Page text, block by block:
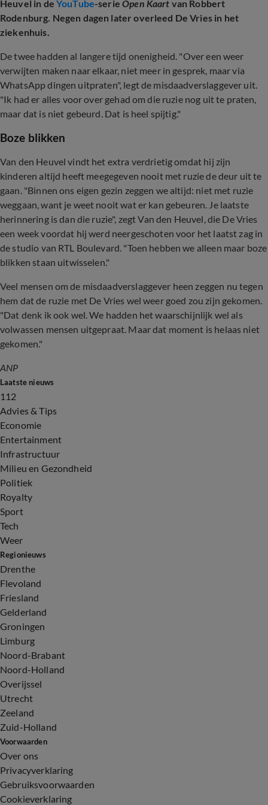
Heuvel in de YouTube-serieOpen Kaart van Robbert
Rodenburg. Negen dagen later overleed De Vries in het
ziekenhuis.
De twee hadden al langere tijd onenigheid. "Over een weer
verwijten maken naar elkaar, niet meer in gesprek, maar via
WhatsApp dingen uitpraten", legt de misdaadverslaggever uit.
"Ik had er alles voor over gehad om die ruzie nog uit te praten,
maar dat is niet gebeurd. Dat is heel spijtig."
Boze blikken
Van den Heuvel vindt het extra verdrietig omdat hij zijn
kinderen altijd heeft meegegeven nooit met ruzie de deur uit te
gaan. "Binnen ons eigen gezin zeggen we altijd: niet met ruzie
weggaan, want je weet nooit wat er kan gebeuren. Je laatste
herinnering is dan die ruzie", zegt Van den Heuvel, die De Vries
een week voordat hij werd neergeschoten voor het laatst zag in
de studio van RTL Boulevard. "Toen hebben we alleen maar boze
blikken staan uitwisselen."
Veel mensen om de misdaadverslaggever heen zeggen nu tegen
hem dat de ruzie met De Vries wel weer goed zou zijn gekomen.
"Dat denk ik ook wel. We hadden het waarschijnlijk wel als
volwassen mensen uitgepraat. Maar dat moment is helaas niet
gekomen."
ANP
Laatste nieuws
112
Advies & Tips
Economie
Entertainment
Infrastructuur
Milieu en Gezondheid
Politiek
Royalty
Sport
Tech
Weer
Regionieuws
Drenthe
Flevoland
Friesland
Gelderland
Groningen
Limburg
Noord-Brabant
Noord-Holland
Overijssel
Utrecht
Zeeland
Zuid-Holland
Voorwaarden
Over ons
Privacyverklaring
Gebruiksvoorwaarden
Cookieverklaring